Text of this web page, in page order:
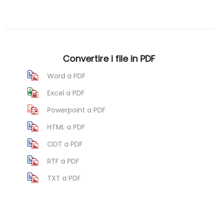
Convertire i file in PDF
Word a PDF
Excel a PDF
Powerpoint a PDF
HTML a PDF
ODT a PDF
RTF a PDF
TXT a PDF